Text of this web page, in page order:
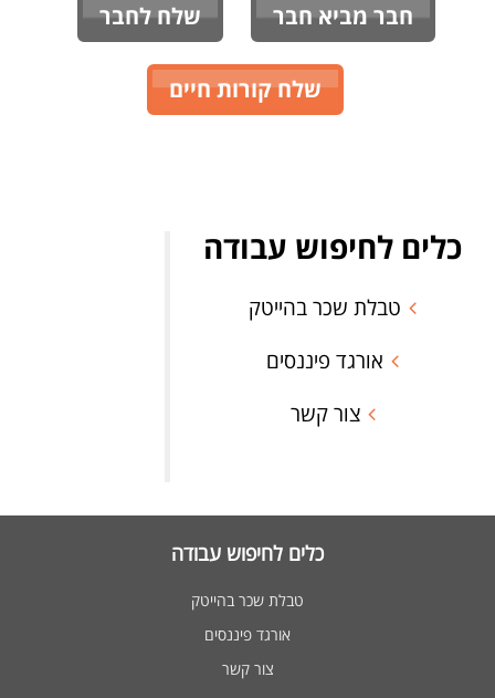
חבר מביא חבר שלח לחבר
שלח קורות חיים
כלים לחיפוש עבודה
טבלת שכר בהייטק
אורגד פיננסים
צור קשר
כלים לחיפוש עבודה
טבלת שכר בהייטק
אורגד פיננסים
צור קשר